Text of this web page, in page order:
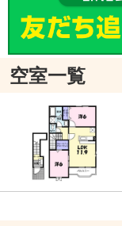
空室一覧